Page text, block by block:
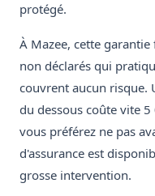
protégé.
À Mazee, cette
non déclarés qui
couvrent aucun risque.
du dessous coûte vite
vous préférez ne pas
d'assurance est
grosse intervention.